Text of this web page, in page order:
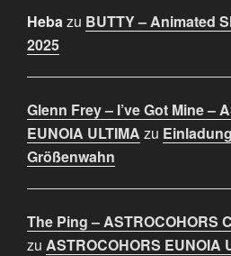
Hebazu BUTTY – Animated
2025
Glenn Frey – I’ve Got Mine –
EUNOIA ULTIMA zu
Größenwahn
The Ping – ASTROCOHORS
zu ASTROCOHORS EUNOIA